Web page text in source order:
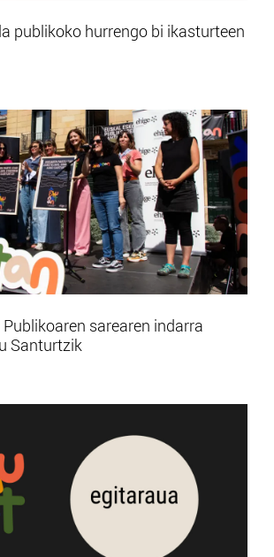
publikoko hurrengo bi ikasturteen
sarearen indarra
Santurtzik